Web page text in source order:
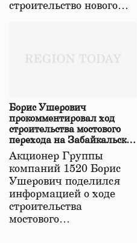
строительство нового…
Борис Ушерович
прокомментировал ход
строительства мостового
перехода на Забайкальской
железной дороге
Акционер Группы
компаний 1520 Борис
Ушерович поделился
информацией о ходе
строительства
мостового…